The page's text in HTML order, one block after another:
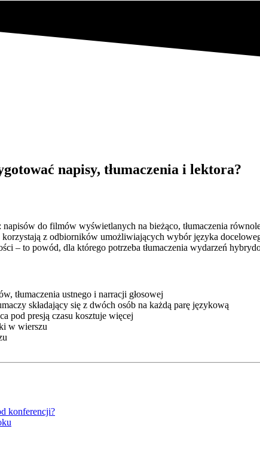
napisy, tłumaczenia i lektora?
do filmów wyświetlanych na bieżąco, tłumaczenia
z odbiorników umożliwiających wybór języka
– to powód, dla którego potrzeba tłumaczenia wydarzeń
tłumaczenia ustnego i narracji głosowej
składający się z dwóch osób na każdą parę językową
pod presją czasu kosztuje więcej
w wierszu
konferencji?